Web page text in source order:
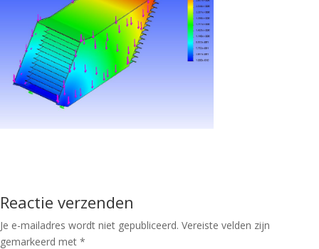
Reactie verzenden
Je e-mailadres wordt niet gepubliceerd. Vereiste velden zijn
gemarkeerd met *